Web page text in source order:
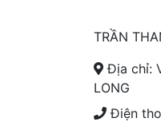
TRẦN
Địa chỉ:
LONG
Điện